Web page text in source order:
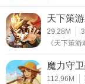
天下策
29.28M
《天下策
魔力守
112.96M